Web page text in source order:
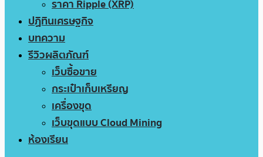
ราคา Ripple (XRP)
ปฏิทินเศรษฐกิจ
บทความ
รีวิวผลิตภัณฑ์
เว็บซื้อขาย
กระเป๋าเก็บเหรียญ
เครื่องขุด
เว็บขุดแบบ Cloud Mining
ห้องเรียน